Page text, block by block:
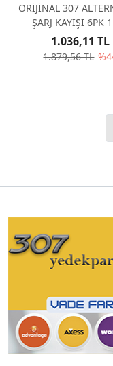
ORİJİNAL 307
ŞARJ KAYIŞI 6PK
5750VV
1.879,56 TL
1.036,11 TL